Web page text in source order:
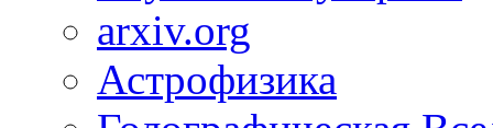
arxiv.org
Астрофизика